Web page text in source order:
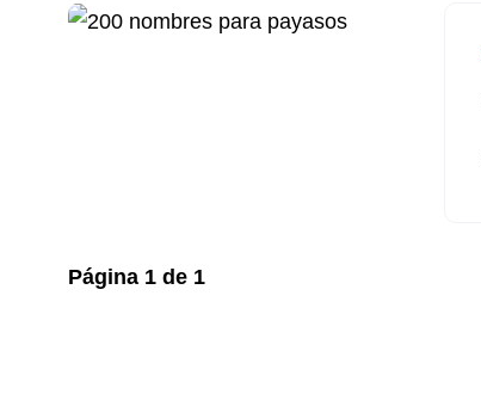
Página 1 de 1